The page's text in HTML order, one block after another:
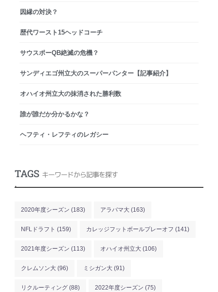
因縁の対決？
歴代ワースト15ヘッドコーチ
サウスポーQB絶滅の危機？
サンディエゴ州立大のスーパーパンター【記事紹介】
オハイオ州立大の抹消された勝利数
誰が誰だか分かるかな？
ヘフティ・レフティのレガシー
TAGS キーワードから記事を探す
.
2020年度シーズン (183) アラバマ大 (163)
NFLドラフト (159) カレッジフットボールプレーオフ (141)
2021年度シーズン (113) オハイオ州立大 (106)
クレムソン大 (96) ミシガン大 (91)
リクルーティング (88) 2022年度シーズン (75)